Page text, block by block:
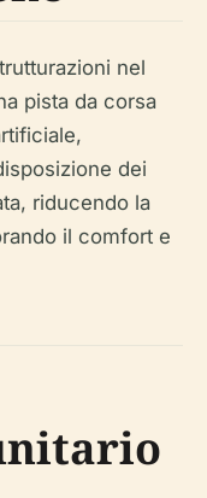
nel
pista da corsa
dei
riducendo la
il comfort e